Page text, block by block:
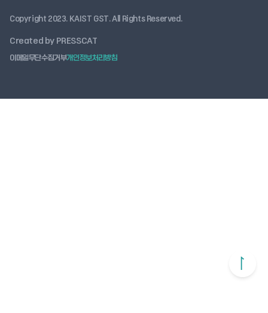
Copyright 2023. KAIST GST. All Rights Reserved.
Created by PRESSCAT
이메일무단수집거부개인정보처리방침